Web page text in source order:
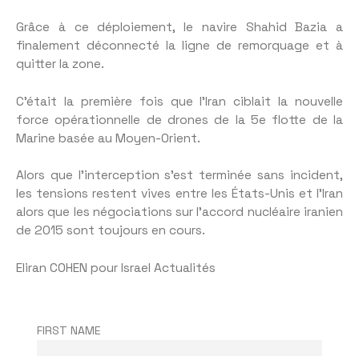
Grâce à ce déploiement, le navire Shahid Bazia a
finalement déconnecté la ligne de remorquage et à
quitter la zone.
C’était la première fois que l’Iran ciblait la nouvelle
force opérationnelle de drones de la 5e flotte de la
Marine basée au Moyen-Orient.
Alors que l’interception s’est terminée sans incident,
les tensions restent vives entre les États-Unis et l’Iran
alors que les négociations sur l’accord nucléaire iranien
de 2015 sont toujours en cours.
Eliran COHEN pour Israel Actualités
FIRST NAME